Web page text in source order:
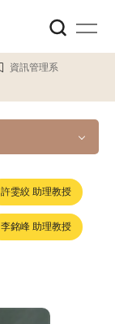
資訊管理系
許雯絞 助理教授
李銘峰 助理教授